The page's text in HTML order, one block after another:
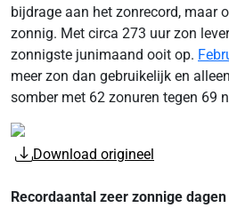
bijdrage aan het zonrecord, maar
zonnig. Met circa 273 uur zon
zonnigste junimaand ooit op.
meer zon dan gebruikelijk en alleen
somber met 62 zonuren tegen 69
Download origineel
Recordaantal zeer zonnige dagen